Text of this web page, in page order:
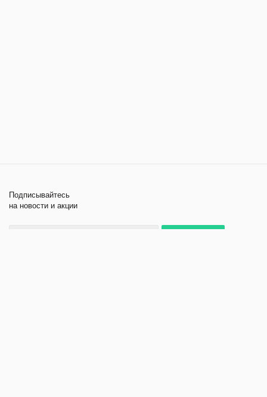
Подписывайтесь
на новости и акции